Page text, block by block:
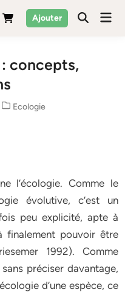
Ajouter
concepts,
Posted
Ecologie
l’écologie. Comme le
évolutive, c’est un
peu explicité, apte à
finalement pouvoir être
1992). Comme
préciser davantage,
d’une espèce, ce